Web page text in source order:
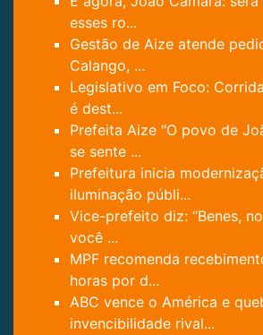
esses ro...
Gestão de Aize atende
Calango, ...
Legislativo em Foco:
é dest...
Prefeita Aize "O povo de
se sente ...
Prefeitura inicia
iluminação públi...
Vice-prefeito diz: “Benes,
você ...
MPF recomenda
horas por d...
ABC vence o América e
invencibilidade rival...